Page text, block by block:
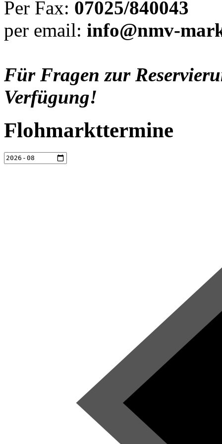
Per Fax: 07025/840043
per email: info@nmv-
Für Fragen zur
Verfügung!
Flohmarkttermine